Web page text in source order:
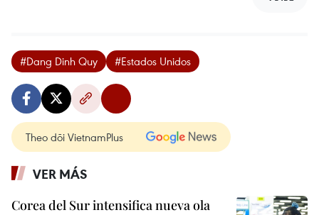
#Dang Dinh Quy #Estados Unidos
Theo dõi VietnamPlus
VER MÁS
Corea del Sur intensifica nueva ola